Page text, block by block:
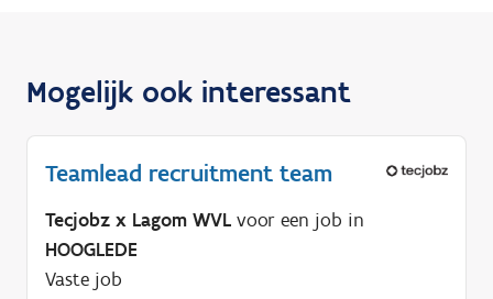
Mogelijk ook interessant
Teamlead recruitment team
Tecjobz x Lagom WVL voor een job in
HOOGLEDE
Vaste job